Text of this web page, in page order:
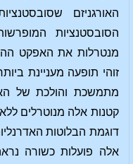
האורגניזם
הסובסטנציות
מנטרלות את האפקט
זוהי תופעה מעניינת
מתמשכת והולכת של
קטנות אלה מנוטרלים
דוגמת הבלוטות
אלה פועלות כשורה